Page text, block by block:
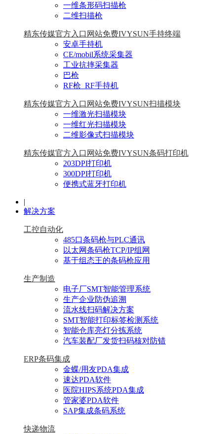
一维条形码扫描枪
二维扫描枪
精东传媒官方入口网站免费IVYSUN手持终端
安卓手持机
CE/mobil系统采集器
工业抗摔采集器
巴枪
RF枪_RF手持机
精东传媒官方入口网站免费IVYSUN扫描模块
一维激光扫描模块
一维红光扫描模块
二维影像式扫描模块
精东传媒官方入口网站免费IVYSUN条码打印机
203DPI打印机
300DPI打印机
便携式蓝牙打印机
|
解决方案
工控自动化
485口条码枪与PLC通讯
以太网条码枪TCP/IP组网
基于组态王的条码枪应用
生产制造
电子厂SMT智能管理系统
生产企业防伪追溯
流水线扫码解决方案
SMT智能打印标签检测系统
智能仓库亮灯分拣系统
汽车装配厂发货扫码核对防错
ERP条码集成
金蝶/用友PDA集成
速达PDA软件
医院HIPS系统PDA集成
管家婆PDA软件
SAP集成条码系统
快递物流